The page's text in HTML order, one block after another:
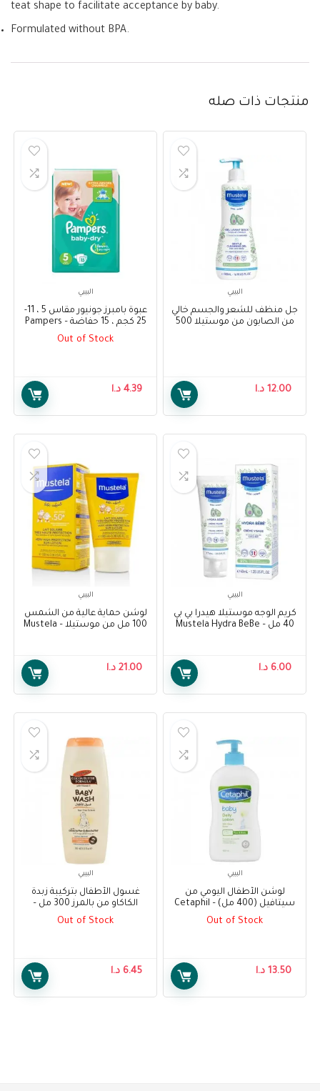
teat shape to facilitate acceptance by baby.
Formulated without BPA.
منتجات ذات صله
البيبي
جل منظف للشعر والجسم خالي
من الصابون من موستيلا 500
12.00 د.ا
البيبي
عبوة بامبرز جونيور مقاس 5 ، 11-
25 كجم ، 15 حفاضة – Pampers
Pack Junior Size 5, 11-25 kg, 15
Out of Stock
4.39 د.ا
البيبي
كريم الوجه موستيلا هيدرا بي بي
40 مل – Mustela Hydra BeBe
6.00 د.ا
البيبي
لوشن حماية عالية من الشمس
100 مل من موستيلا – Mustela
21.00 د.ا
البيبي
لوشن الأطفال اليومي من
سيتافيل (400 مل) – Cetaphil
Baby Daily Lotion (400ml)
Out of Stock
13.50 د.ا
البيبي
غسول الأطفال بتركيبة زبدة
الكاكاو من بالمرز 300 مل –
Palmer’s Cocoa Butter
Out of Stock
6.45 د.ا